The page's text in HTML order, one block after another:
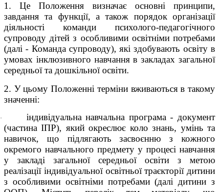
1. Це Положення визначає основні принципи,
завдання та функції, а також порядок організації
діяльності команди психолого-педагогічного
супроводу дітей з особливими освітніми потребами
(далі - Команда супроводу), які здобувають освіту в
умовах інклюзивного навчання в закладах загальної
середньої та дошкільної освіти.
2. У цьому Положенні терміни вживаються в такому
значенні:
·
індивідуальна навчальна програма - документ
(частина ІПР), який окреслює коло знань, умінь та
навичок, що підлягають засвоєнню з кожного
окремого навчального предмету у процесі навчання
у закладі загальної середньої освіти з метою
реалізації індивідуальної освітньої траєкторії дитини
з особливими освітніми потребами (далі дитини з